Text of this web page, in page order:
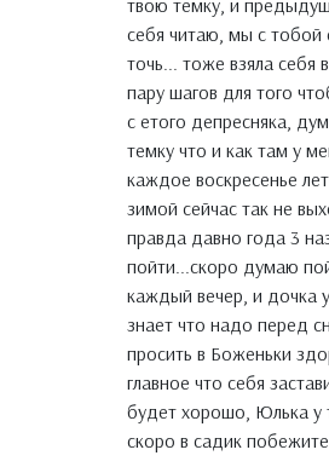
твою темку, и
себя читаю, мы с тобой
точь... тоже взяла себя
пару шагов для того
с етого депресняка,
темку что и как там у
каждое воскресенье
зимой сейчас так не
правда давно года 3
пойти...скоро думаю
каждый вечер, и дочка
знает что надо перед
просить в Боженьки
главное что себя
будет хорошо, Юлька у
скоро в садик